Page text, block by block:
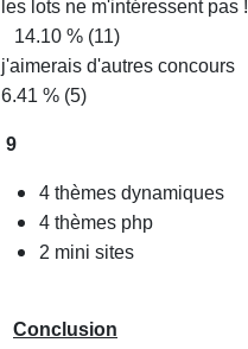
les lots ne m'intéressent pas !
14.10 % (11)
j'aimerais d'autres concours
6.41 % (5)
9
4 thèmes dynamiques
4 thèmes php
2 mini sites
Conclusion